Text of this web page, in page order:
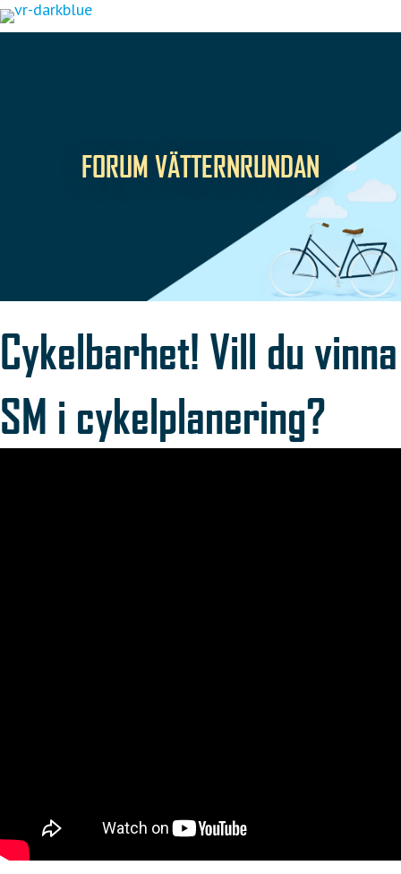
Hoppa
till
FORUM VÄTTERNRUNDAN
Cykelbarhet! Vill du vinna
SM i cykelplanering?